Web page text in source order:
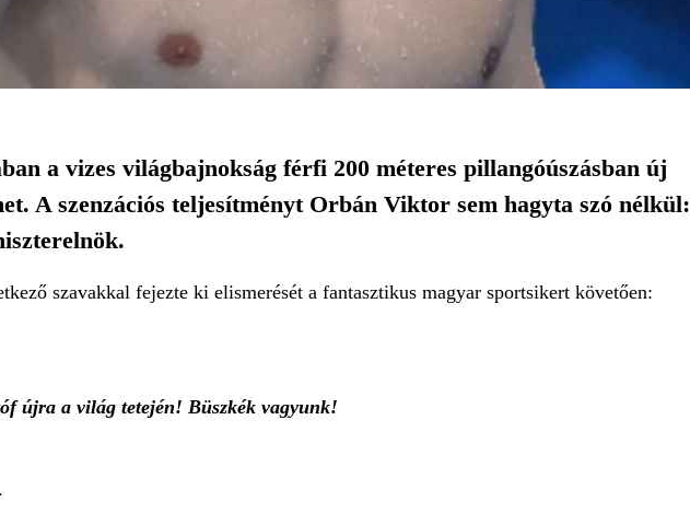
a vizes világbajnokság férfi 200 méteres pillangóúszásban új
A szenzációs teljesítményt Orbán Viktor sem hagyta szó nélkül:
szavakkal fejezte ki elismerését a fantasztikus magyar sportsikert követően:
újra a világ tetején! Büszkék vagyunk!